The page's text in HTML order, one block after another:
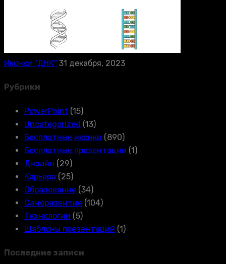
Иконки “ДНК” 31 декабря, 2023
Рубрики
PowerPoint (15)
Uncategorized (13)
Бесплатные иконки (890)
Бесплатные презентации (1)
Дизайн (29)
Карьера (25)
Образование (34)
Саморазвитие (104)
Технологии (5)
Шаблоны презентаций (1)
Последние записи